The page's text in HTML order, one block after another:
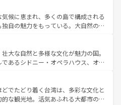
観光、ショッピング、エンターテイ
激的なスポットだ。一方、アメリカ
り、グランドキャニオンやイエロー
では、音楽と美食が融合した独特の
アメリカの各地域で異なる魅力を楽
性と豊かな歴史を感じることができ
なお、新着のアメリカ
覧を参照してほしい。
候に恵まれ、多くの島で構成される
自の魅力をもっている。大自然の神
また、定番の観光地といえばオアフ
求めるならマウイ島やカウアイ島が
グリーンに輝く海をはじめ、豊かな
訪れる人々を迎えてくれるハワイの
ルフードやハワイアンミュージッ
スなど、すべてがハワイの魅力を彩
大な自然と多様な文化が魅力の国。
あるシドニー・オペラハウス、オー
部にそびえるウルル（エアーズロッ
しい原生林やケアンズの熱帯雨林な
ん。また、カフェやワイン、オージ
でたどり着く台湾は、多彩な文化と
な観光地。活気あふれる大都市の台